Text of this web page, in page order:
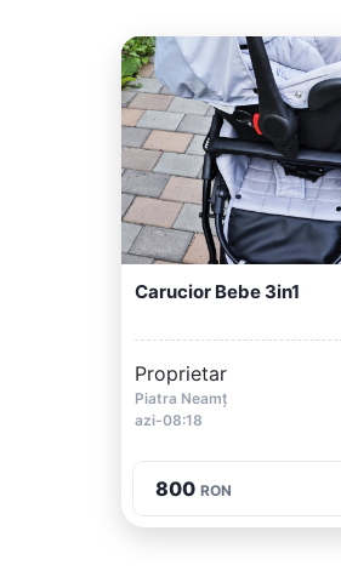
Carucior Bebe 3in1
Proprietar
Piatra Neamț
azi-08:18
800 RON